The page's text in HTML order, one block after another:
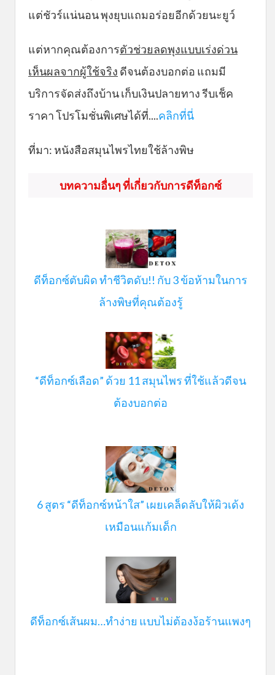
แต่ชัวร์แน่นอน พุงยุบแถมอร่อยอีกด้วยนะยูว์
แต่หากคุณต้องการตัวช่วยลดพุงแบบเร่งด่วน
เห็นผลจากผู้ใช้จริง ดีจนต้องบอกต่อ แถมมี
บริการจัดส่งถึงบ้าน เก็บเงินปลายทาง รีบเช็ค
ราคา โปรโมชั่นพิเศษได้ที่....คลิกที่นี่
ที่มา: หนังสือสมุนไพรไทยใช้ล้างพิษ
บทความอื่นๆ ที่เกี่ยวกับการดีท็อกซ์
ดีท็อกซ์ตับผิด ทำชีวิตดับ!! กับ 3 ข้อห้ามในการ
ล้างพิษที่คุณต้องรู้
“ดีท็อกซ์เลือด” ด้วย 11 สมุนไพร ที่ใช้แล้วดีจน
ต้องบอกต่อ
6 สูตร “ดีท็อกซ์หน้าใส” เผยเคล็ดลับให้ผิวเด้ง
เหมือนแก้มเด็ก
ดีท็อกซ์เส้นผม…ทำง่าย แบบไม่ต้องง้อร้านแพงๆ